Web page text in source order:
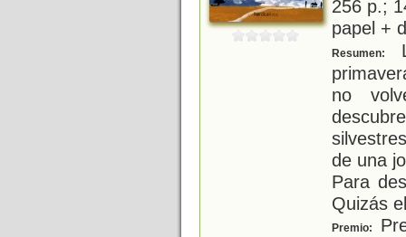
256 p.;
papel +
Resumen:
no
de una
Para
Quizás
Premio: